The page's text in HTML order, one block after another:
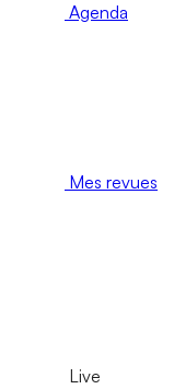
Agenda
Mes revues
Live